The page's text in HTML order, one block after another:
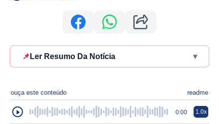
📌 Ler Resumo Da Notícia ▾
ouça este conteúdo readme
0:00 1.0x